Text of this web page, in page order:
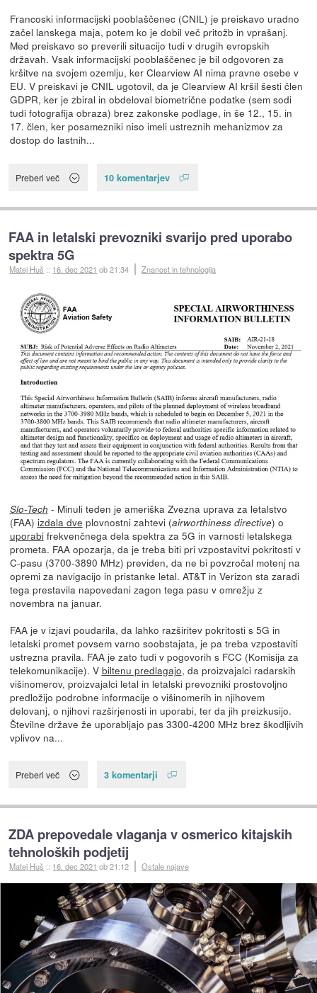
Francoski informacijski pooblaščenec (CNIL) je preiskavo uradno
začel lanskega maja, potem ko je dobil več pritožb in vprašanj.
Med preiskavo so preverili situacijo tudi v drugih evropskih
državah. Vsak informacijski pooblaščenec je bil odgovoren za
kršitve na svojem ozemlju, ker Clearview AI nima pravne osebe v
EU. V preiskavi je CNIL ugotovil, da je Clearview AI kršil šesti člen
GDPR, ker je zbiral in obdeloval biometrične podatke (sem sodi
tudi fotografija obraza) brez zakonske podlage, in še 12., 15. in
17. člen, ker posamezniki niso imeli ustreznih mehanizmov za
dostop do lastnih...
Preberi več 10 komentarjev
FAA in letalski prevozniki svarijo pred uporabo
spektra 5G
Matej Huš :: 16. dec 2021 ob 21:34 Znanost in tehnologija
Slo-Tech - Minuli teden je ameriška Zvezna uprava za letalstvo
(FAA) izdala dve plovnostni zahtevi (airworthiness directive) o
uporabifrekvenčnega dela spektra za 5G in varnosti letalskega
prometa. FAA opozarja, da je treba biti pri vzpostavitvi pokritosti v
C-pasu (3700-3890 MHz) previden, da ne bi povzročal motenj na
opremi za navigacijo in pristanke letal. AT&T in Verizon sta zaradi
tega prestavila napovedani zagon tega pasu v omrežju z
novembra na januar.
FAA je v izjavi poudarila, da lahko razširitev pokritosti s 5G in
letalski promet povsem varno soobstajata, je pa treba vzpostaviti
ustrezna pravila. FAA je zato tudi v pogovorih s FCC (Komisija za
telekomunikacije). V biltenu predlagajo, da proizvajalci radarskih
višinomerov, proizvajalci letal in letalski prevozniki prostovoljno
predložijo podrobne informacije o višinomerih in njihovem
delovanj, o njihovi razširjenosti in uporabi, ter da jih preizkusijo.
Številne države že uporabljajo pas 3300-4200 MHz brez škodljivih
vplivov na...
Preberi več 3 komentarji
ZDA prepovedale vlaganja v osmerico kitajskih
tehnoloških podjetij
Matej Huš :: 16. dec 2021 ob 21:12 Ostale najave